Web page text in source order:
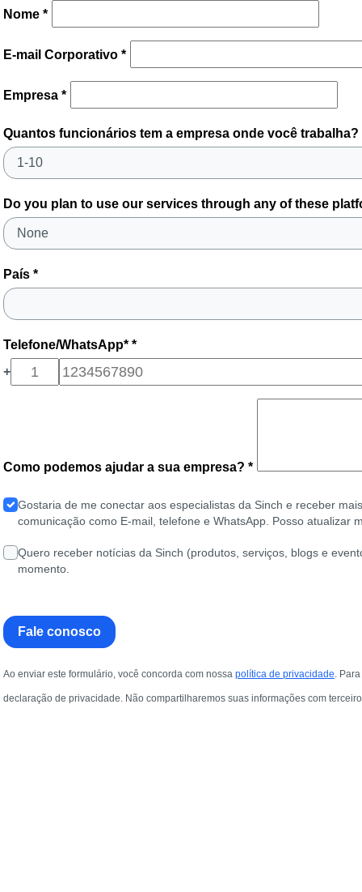
Nome *
E-mail Corporativo *
Empresa *
Quantos funcionários tem a empresa onde você trabalha?
Do you plan to use our services through any of these
País *
Telefone/WhatsApp* *
+
Como podemos ajudar a sua empresa? *
Gostaria de me conectar aos especialistas da Sinch e receber
comunicação como E-mail, telefone e WhatsApp. Posso atualizar
Quero receber notícias da Sinch (produtos, serviços, blogs e
momento.
Fale conosco
Ao enviar este formulário, você concorda com nossa política de privacidade.
declaração de privacidade. Não compartilharemos suas informações com